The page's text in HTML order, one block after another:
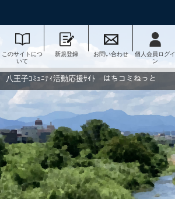
このサイトにつ
いて
新規登録 お問い合わせ
個人会員ログイ
ン
八王子ｺﾐｭﾆﾃｨ活動応援ｻｲﾄ はちコミねっと